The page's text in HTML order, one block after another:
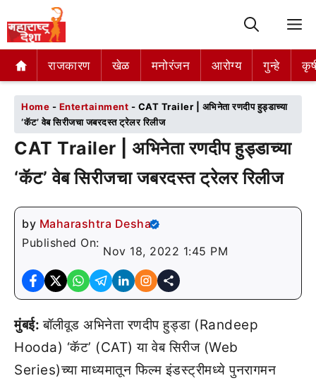
राजकारण खेळ मनोरंजन आरोग्य गुन्हे
राजकारण खेळ मनोरंजन आरोग्य गुन्हे
Home - Entertainment - CAT Trailer | अभिनेता रणदीप हुड्डाच्या
‘कॅट’ वेब सिरीजचा जबरदस्त ट्रेलर रिलीज
CAT Trailer | अभिनेता रणदीप हुड्डाच्या
‘कॅट’ वेब सिरीजचा जबरदस्त ट्रेलर रिलीज
by Maharashtra Desha
Published On:
Nov 18, 2022 1:45 PM
मुंबई:बॉलीवूड अभिनेता रणदीप हुड्डा (Randeep
Hooda) ‘कॅट’ (CAT) या वेब सिरीज (Web
Series)च्या माध्यमातून फिल्म इंडस्ट्रीमध्ये पुनरागमन